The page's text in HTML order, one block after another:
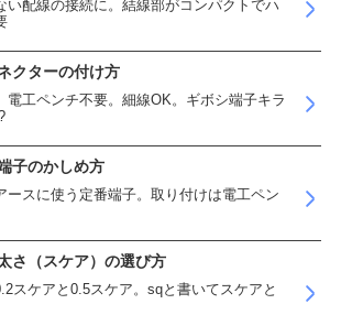
い配線の接続に。結線部がコンパクトでハ
クターの付け方
電工ペンチ不要。細線OK。ギボシ端子キラ
子のかしめ方
ースに使う定番端子。取り付けは電工ペン
さ（スケア）の選び方
スケアと0.5スケア。sqと書いてスケアと